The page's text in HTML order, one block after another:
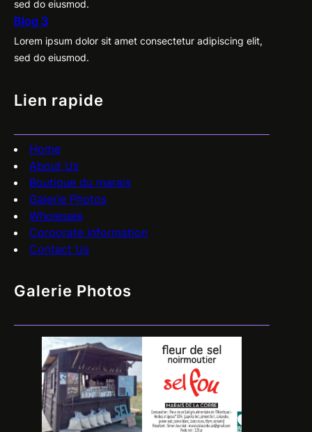
sed do eiusmod.
Blog 3
Lorem ipsum dolor sit amet consectetur adipiscing elit,
sed do eiusmod.
Lien rapide
Home
About Us
Boutique du marais
Galerie Photos
Wholesale
Corporate Information
Contact Us
Galerie Photos